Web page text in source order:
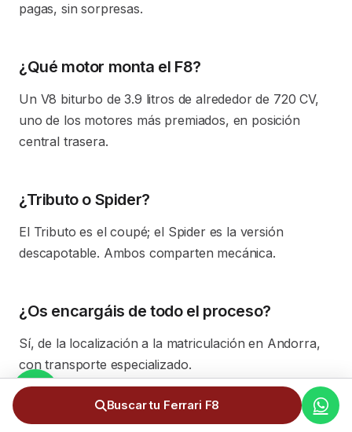
pagas, sin sorpresas.
¿Qué motor monta el F8?
Un V8 biturbo de 3.9 litros de alrededor de 720 CV,
uno de los motores más premiados, en posición
central trasera.
¿Tributo o Spider?
El Tributo es el coupé; el Spider es la versión
descapotable. Ambos comparten mecánica.
¿Os encargáis de todo el proceso?
Sí, de la localización a la matriculación en Andorra,
con transporte especializado.
¿El precio incluye todos los gastos?
Buscar tu Ferrari F8